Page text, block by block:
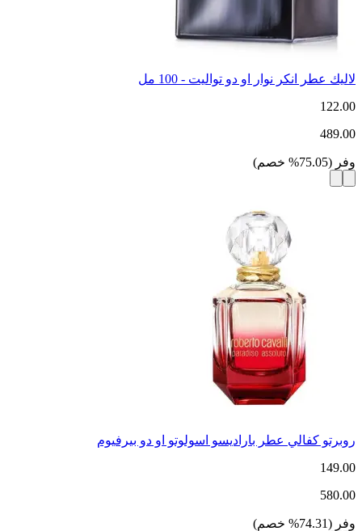
لاليك عطر انكر نوار او دو تواليت - 100 مل
122.00
489.00
وفر (
75.05
% خصم)
روبرتو كفالي عطر باراديسو اسولوتو او دو بيرفيوم
149.00
580.00
وفر (
74.31
% خصم)